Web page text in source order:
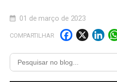
01 de março de 2023
COMPARTILHAR
F
a
c
X Li
n
k